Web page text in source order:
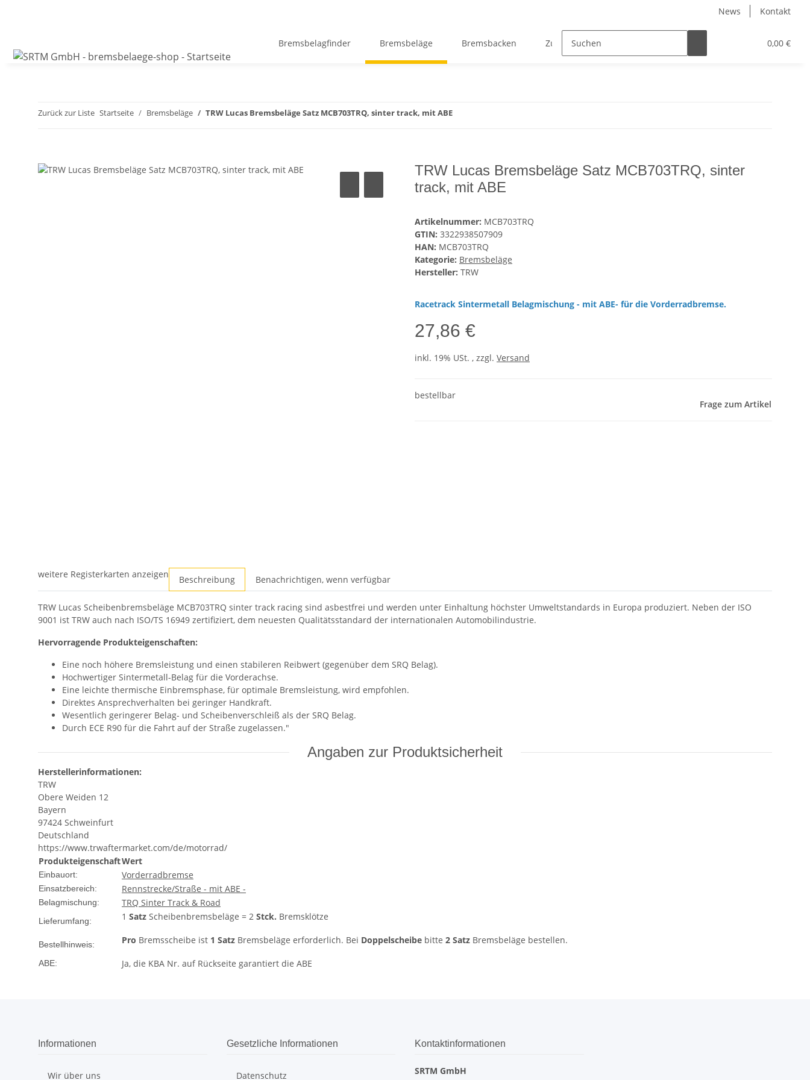
News Kontakt
0,00 €
Bremsbelagfinder Bremsbeläge Bremsbacken Zubehör
Zurück zur Liste Startseite Bremsbeläge TRW Lucas Bremsbeläge Satz MCB703TRQ, sinter track, mit ABE
TRW Lucas Bremsbeläge Satz MCB703TRQ, sinter
track, mit ABE
Artikelnummer: MCB703TRQ
GTIN: 3322938507909
HAN: MCB703TRQ
Kategorie: Bremsbeläge
Hersteller: TRW
Racetrack Sintermetall Belagmischung - mit ABE- für die Vorderradbremse.
27,86 €
inkl. 19% USt. , zzgl. Versand
bestellbar
Frage zum Artikel
weitere Registerkarten anzeigen Beschreibung Benachrichtigen, wenn verfügbar
TRW Lucas Scheibenbremsbeläge MCB703TRQ sinter track racing sind asbestfrei und werden unter Einhaltung höchster Umweltstandards in Europa produziert. Neben der ISO
9001 ist TRW auch nach ISO/TS 16949 zertifiziert, dem neuesten Qualitätsstandard der internationalen Automobilindustrie.
Hervorragende Produkteigenschaften:
Eine noch höhere Bremsleistung und einen stabileren Reibwert (gegenüber dem SRQ Belag).
Hochwertiger Sintermetall-Belag für die Vorderachse.
Eine leichte thermische Einbremsphase, für optimale Bremsleistung, wird empfohlen.
Direktes Ansprechverhalten bei geringer Handkraft.
Wesentlich geringerer Belag- und Scheibenverschleiß als der SRQ Belag.
Durch ECE R90 für die Fahrt auf der Straße zugelassen."
Angaben zur Produktsicherheit
Herstellerinformationen:
TRW
Obere Weiden 12
Bayern
97424 Schweinfurt
Deutschland
https://www.trwaftermarket.com/de/motorrad/
ProdukteigenschaftWert
Einbauort: Vorderradbremse
Einsatzbereich: Rennstrecke/Straße - mit ABE -
Belagmischung: TRQ Sinter Track & Road
Lieferumfang: 1 Satz Scheibenbremsbeläge = 2 Stck. Bremsklötze
Bestellhinweis: Pro Bremsscheibe ist 1 Satz Bremsbeläge erforderlich. Bei Doppelscheibe bitte 2 Satz Bremsbeläge bestellen.
ABE: Ja, die KBA Nr. auf Rückseite garantiert die ABE
Informationen
Wir über uns
Gesetzliche Informationen
Datenschutz
Kontaktinformationen
SRTM GmbH